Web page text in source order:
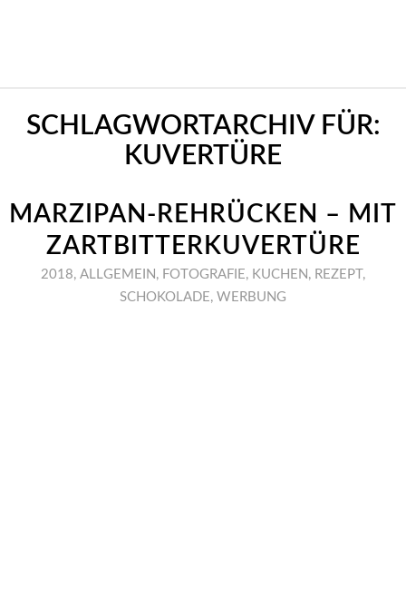
SCHLAGWORTARCHIV FÜR:
KUVERTÜRE
MARZIPAN-REHRÜCKEN – MIT
ZARTBITTERKUVERTÜRE
2018, ALLGEMEIN , FOTOGRAFIE, KUCHEN , REZEPT ,
SCHOKOLADE, WERBUNG